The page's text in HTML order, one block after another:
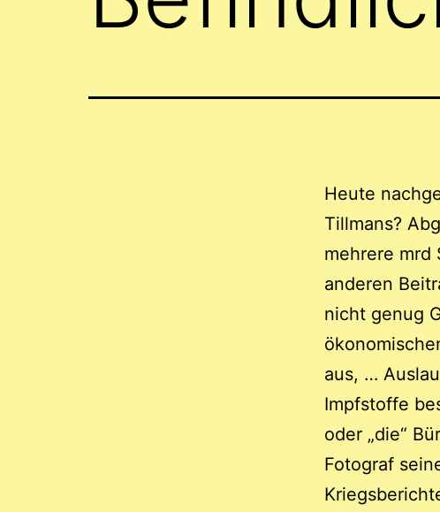
Heute
Tillmans?
mehrere mrd
anderen
nicht genug
aus, …
Impfstoffe
oder „die“
Fotograf